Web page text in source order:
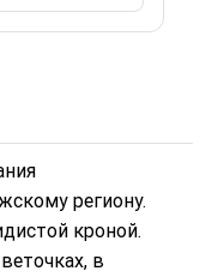
региону.
кроной.
в